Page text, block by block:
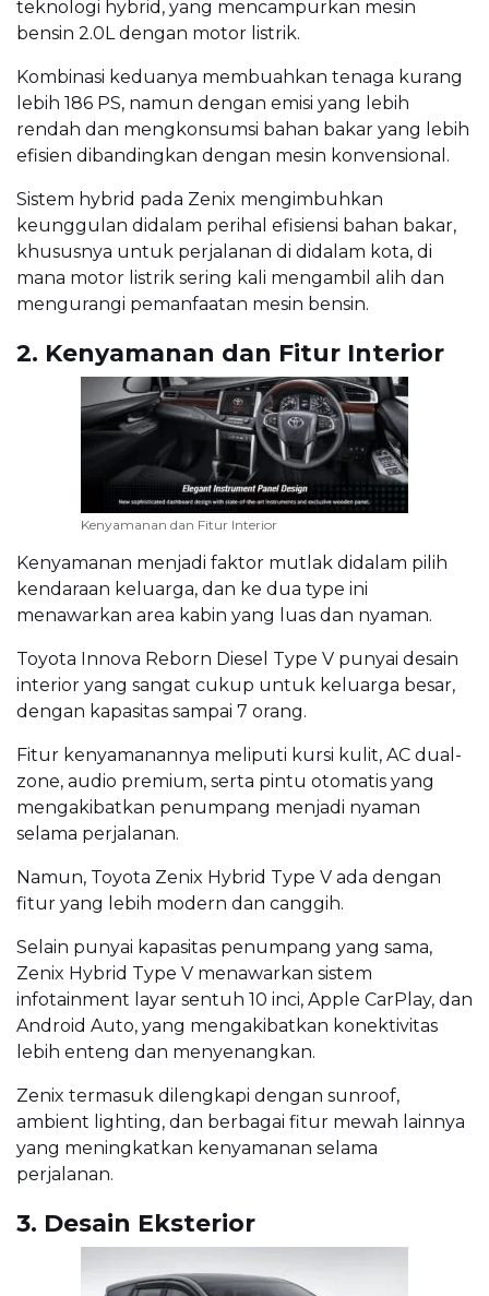
teknologi hybrid, yang mencampurkan mesin
bensin 2.0L dengan motor listrik.
Kombinasi keduanya membuahkan tenaga kurang
lebih 186 PS, namun dengan emisi yang lebih
rendah dan mengkonsumsi bahan bakar yang lebih
efisien dibandingkan dengan mesin konvensional.
Sistem hybrid pada Zenix mengimbuhkan
keunggulan didalam perihal efisiensi bahan bakar,
khususnya untuk perjalanan di didalam kota, di
mana motor listrik sering kali mengambil alih dan
mengurangi pemanfaatan mesin bensin.
2. Kenyamanan dan Fitur Interior
Kenyamanan dan Fitur Interior
Kenyamanan menjadi faktor mutlak didalam pilih
kendaraan keluarga, dan ke dua type ini
menawarkan area kabin yang luas dan nyaman.
Toyota Innova Reborn Diesel Type V punyai desain
interior yang sangat cukup untuk keluarga besar,
dengan kapasitas sampai 7 orang.
Fitur kenyamanannya meliputi kursi kulit, AC dual-
zone, audio premium, serta pintu otomatis yang
mengakibatkan penumpang menjadi nyaman
selama perjalanan.
Namun, Toyota Zenix Hybrid Type V ada dengan
fitur yang lebih modern dan canggih.
Selain punyai kapasitas penumpang yang sama,
Zenix Hybrid Type V menawarkan sistem
infotainment layar sentuh 10 inci, Apple CarPlay, dan
Android Auto, yang mengakibatkan konektivitas
lebih enteng dan menyenangkan.
Zenix termasuk dilengkapi dengan sunroof,
ambient lighting, dan berbagai fitur mewah lainnya
yang meningkatkan kenyamanan selama
perjalanan.
3. Desain Eksterior